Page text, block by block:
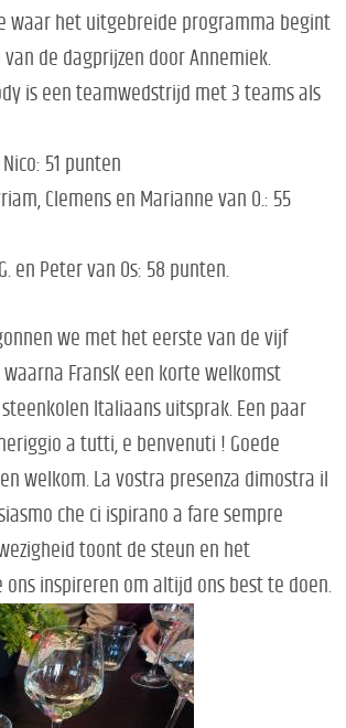
waar het uitgebreide programma begint
de dagprijzen door Annemiek.
is een teamwedstrijd met 3 teams als
Nico: 51 punten
Clemens en Marianne van O.: 55
en Peter van Os: 58 punten.
we met het eerste van de vijf
waarna FransK een korte welkomst
Italiaans uitsprak. Een paar
a tutti, e benvenuti ! Goede
welkom. La vostra presenza dimostra il
che ci ispirano a fare sempre
toont de steun en het
ons inspireren om altijd ons best te doen.